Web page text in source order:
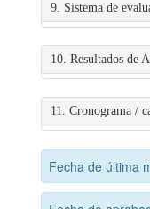
9. Sistema de
10. Resultados de
11. Cronograma /
Fecha de última